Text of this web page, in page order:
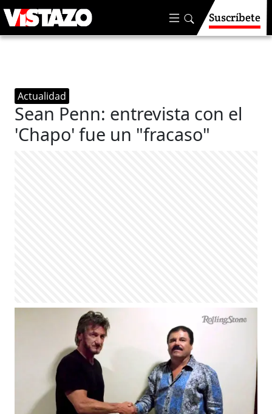
Suscríbete
Actualidad
Sean Penn: entrevista con el
'Chapo' fue un "fracaso"